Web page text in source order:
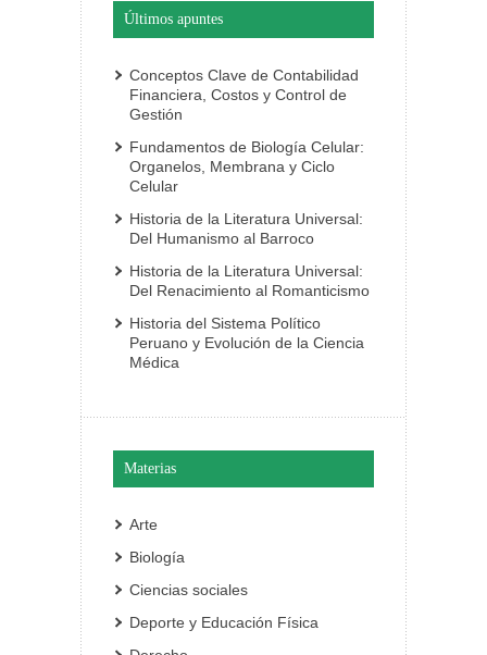
Últimos apuntes
Conceptos Clave de Contabilidad
Financiera, Costos y Control de
Gestión
Fundamentos de Biología Celular:
Organelos, Membrana y Ciclo
Celular
Historia de la Literatura Universal:
Del Humanismo al Barroco
Historia de la Literatura Universal:
Del Renacimiento al Romanticismo
Historia del Sistema Político
Peruano y Evolución de la Ciencia
Médica
Materias
Arte
Biología
Ciencias sociales
Deporte y Educación Física